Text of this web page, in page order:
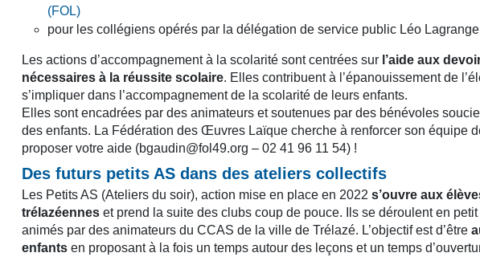
(FOL)
pour les collégiens opérés par la délégation de service public Léo
Les actions d’accompagnement à la scolarité sont centrées sur l’aide aux
nécessaires à la réussite scolaire. Elles contribuent à l’épanouissement de
s’impliquer dans l’accompagnement de la scolarité de leurs enfants.
Elles sont encadrées par des animateurs et soutenues par des bénévoles
des enfants. La Fédération des Œuvres Laïque cherche à renforcer son équipe
proposer votre aide (bgaudin@fol49.org – 02 41 96 11 54) !
Des futurs petits AS dans des ateliers collectifs
Les Petits AS (Ateliers du soir), action mise en place en 2022 s’ouvre aux
trélazéennes et prend la suite des clubs coup de pouce. Ils se déroulent en
animés par des animateurs du CCAS de la ville de Trélazé. L’objectif est d’être
enfants en proposant à la fois un temps autour des leçons et un temps